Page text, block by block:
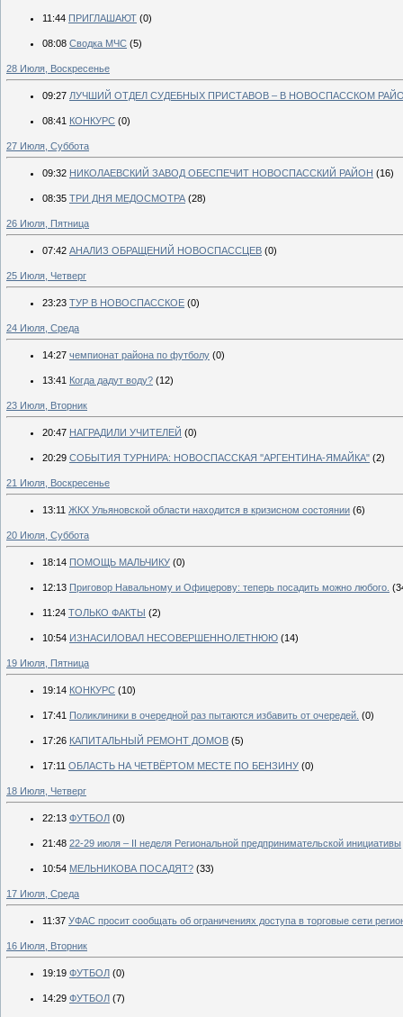
11:44 ПРИГЛАШАЮТ (0)
08:08 Сводка МЧС (5)
28 Июля, Воскресенье
09:27 ЛУЧШИЙ ОТДЕЛ СУДЕБНЫХ ПРИСТАВОВ – В НОВОСПАССКОМ
08:41 КОНКУРС (0)
27 Июля, Суббота
09:32 НИКОЛАЕВСКИЙ ЗАВОД ОБЕСПЕЧИТ НОВОСПАССКИЙ РАЙОН (16)
08:35 ТРИ ДНЯ МЕДОСМОТРА (28)
26 Июля, Пятница
07:42 АНАЛИЗ ОБРАЩЕНИЙ НОВОСПАССЦЕВ (0)
25 Июля, Четверг
23:23 ТУР В НОВОСПАССКОЕ (0)
24 Июля, Среда
14:27 чемпионат района по футболу (0)
13:41 Когда дадут воду? (12)
23 Июля, Вторник
20:47 НАГРАДИЛИ УЧИТЕЛЕЙ (0)
20:29 СОБЫТИЯ ТУРНИРА: НОВОСПАССКАЯ ''АРГЕНТИНА-ЯМАЙКА" (2)
21 Июля, Воскресенье
13:11 ЖКХ Ульяновской области находится в кризисном состоянии (6)
20 Июля, Суббота
18:14 ПОМОЩЬ МАЛЬЧИКУ (0)
12:13 Приговор Навальному и Офицерову: теперь посадить можно любого.
11:24 ТОЛЬКО ФАКТЫ (2)
10:54 ИЗНАСИЛОВАЛ НЕСОВЕРШЕННОЛЕТНЮЮ (14)
19 Июля, Пятница
19:14 КОНКУРС (10)
17:41 Поликлиники в очередной раз пытаются избавить от очередей. (0)
17:26 КАПИТАЛЬНЫЙ РЕМОНТ ДОМОВ (5)
17:11 ОБЛАСТЬ НА ЧЕТВЁРТОМ МЕСТЕ ПО БЕНЗИНУ (0)
18 Июля, Четверг
22:13 ФУТБОЛ (0)
21:48 22-29 июля – II неделя Региональной предпринимательской инициативы
10:54 МЕЛЬНИКОВА ПОСАДЯТ? (33)
17 Июля, Среда
11:37 УФАС просит сообщать об ограничениях доступа в торговые сети
16 Июля, Вторник
19:19 ФУТБОЛ (0)
14:29 ФУТБОЛ (7)